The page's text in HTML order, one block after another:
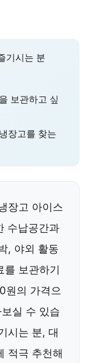
기시는 분
보관하고 싶
장고를 찾는
장고 아이스
수납공간과
, 야외 활동
를 보관하기
원의 가격으
실 수 있습
시는 분, 대
적극 추천해